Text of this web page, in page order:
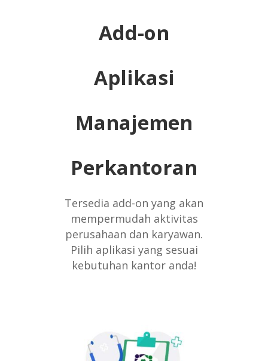
Add-on
Aplikasi
Manajemen
Perkantoran
Tersedia add-on yang akan
mempermudah aktivitas
perusahaan dan karyawan.
Pilih aplikasi yang sesuai
kebutuhan kantor anda!